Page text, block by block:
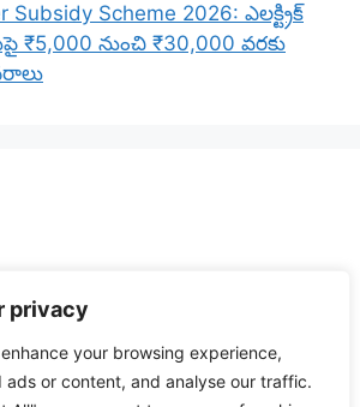
privacy
your browsing experience,
ads or content, and analyse our traffic.
Subsidy Scheme 2026: ఎలక్ట్రిక్
₹5,000 నుంచి ₹30,000 వరకు